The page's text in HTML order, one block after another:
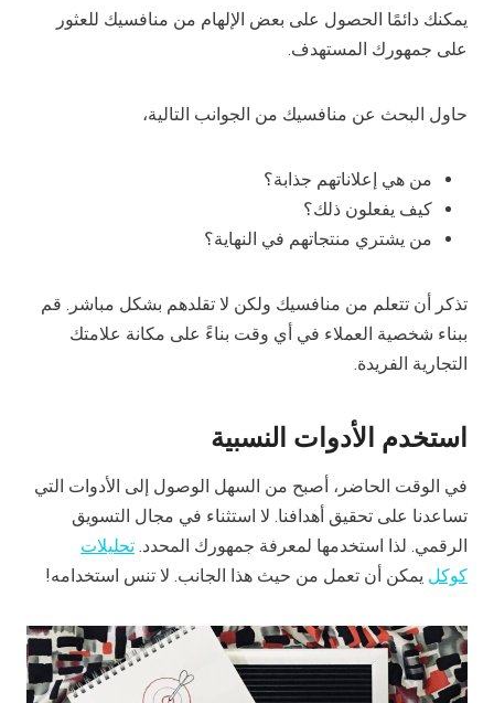
يمكنك دائمًا الحصول على بعض الإلهام من منافسيك للعثور
على جمهورك المستهدف.
حاول البحث عن منافسيك من الجوانب التالية،
من هي إعلاناتهم جذابة؟
كيف يفعلون ذلك؟
من يشتري منتجاتهم في النهاية؟
تذكر أن تتعلم من منافسيك ولكن لا تقلدهم بشكل مباشر. قم
ببناء شخصية العملاء في أي وقت بناءً على مكانة علامتك
التجارية الفريدة.
استخدم الأدوات النسبية
في الوقت الحاضر، أصبح من السهل الوصول إلى الأدوات التي
تساعدنا على تحقيق أهدافنا. لا استثناء في مجال التسويق
الرقمي. لذا استخدمها لمعرفة جمهورك المحدد. تحليلات
كوكل يمكن أن تعمل من حيث هذا الجانب. لا تنس استخدامه!